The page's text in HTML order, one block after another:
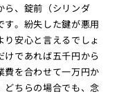
ら、錠前（シリンダ
す。紛失した鍵が悪用
り安心と言えるでしょ
けであれば五千円から
費を合わせて一万円か
どちらの場合でも、念